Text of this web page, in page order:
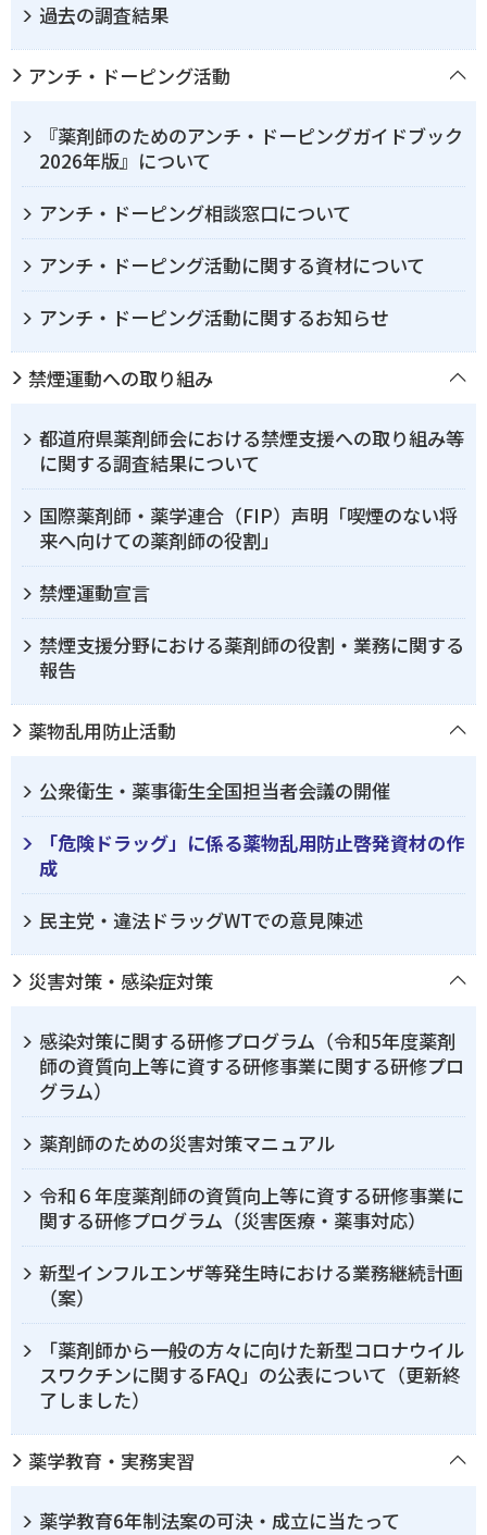
過去の調査結果
アンチ・ドーピング活動
『薬剤師のためのアンチ・ドーピングガイドブック
2026年版』について
アンチ・ドーピング相談窓口について
アンチ・ドーピング活動に関する資材について
アンチ・ドーピング活動に関するお知らせ
禁煙運動への取り組み
都道府県薬剤師会における禁煙支援への取り組み等
に関する調査結果について
国際薬剤師・薬学連合（FIP）声明「喫煙のない将
来へ向けての薬剤師の役割」
禁煙運動宣言
禁煙支援分野における薬剤師の役割・業務に関する
報告
薬物乱用防止活動
公衆衛生・薬事衛生全国担当者会議の開催
「危険ドラッグ」に係る薬物乱用防止啓発資材の作
成
民主党・違法ドラッグWTでの意見陳述
災害対策・感染症対策
感染対策に関する研修プログラム（令和5年度薬剤
師の資質向上等に資する研修事業に関する研修プロ
グラム）
薬剤師のための災害対策マニュアル
令和６年度薬剤師の資質向上等に資する研修事業に
関する研修プログラム（災害医療・薬事対応）
新型インフルエンザ等発生時における業務継続計画
（案）
「薬剤師から一般の方々に向けた新型コロナウイル
スワクチンに関するFAQ」の公表について（更新終
了しました）
薬学教育・実務実習
薬学教育6年制法案の可決・成立に当たって